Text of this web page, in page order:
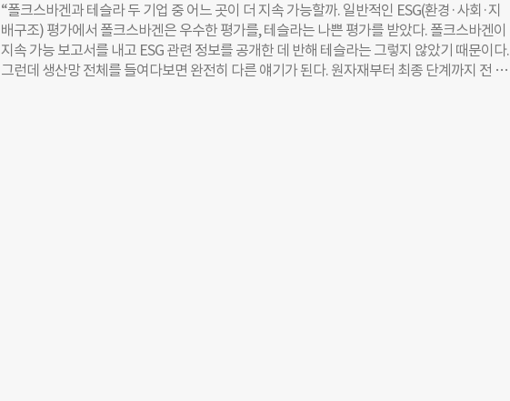
“폴크스바겐과 테슬라 두 기업 중 어느 곳이 더 지속 가능할까. 일반적인 ESG(환경·사회·지
배구조) 평가에서 폴크스바겐은 우수한 평가를, 테슬라는 나쁜 평가를 받았다. 폴크스바겐이
지속 가능 보고서를 내고 ESG 관련 정보를 공개한 데 반해 테슬라는 그렇지 않았기 때문이다.
그런데 생산망 전체를 들여다보면 완전히 다른 얘기가 된다. 원자재부터 최종 단계까지 전 생